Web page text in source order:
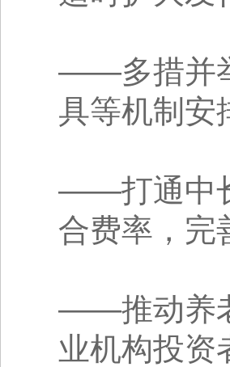
——多措并
具等机制安
——打通中
合费率，完
——推动养
业机构投资